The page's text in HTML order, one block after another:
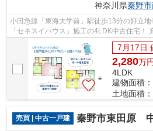
神奈川県秦野市
小田急線「東海大学前」駅徒歩13分の好立
「セキスイハウス」施工の4LDK中古住宅！
付一戸建てです♪ まずは現地内覧にいら...
7月17日
2,280万円
4LDK
建物面積
土地面積
売買 | 中古一戸建 秦野市東田原